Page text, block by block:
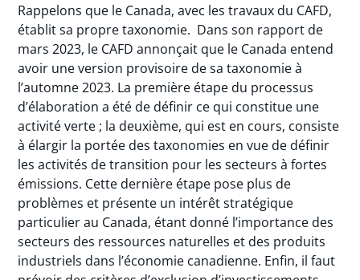
Rappelons que le Canada, avec les travaux du CAFD,
établit sa propre taxonomie. Dans son rapport de
mars 2023, le CAFD annonçait que le Canada entend
avoir une version provisoire de sa taxonomie à
l’automne 2023. La première étape du processus
d’élaboration a été de définir ce qui constitue une
activité verte ; la deuxième, qui est en cours, consiste
à élargir la portée des taxonomies en vue de définir
les activités de transition pour les secteurs à fortes
émissions. Cette dernière étape pose plus de
problèmes et présente un intérêt stratégique
particulier au Canada, étant donné l’importance des
secteurs des ressources naturelles et des produits
industriels dans l’économie canadienne. Enfin, il faut